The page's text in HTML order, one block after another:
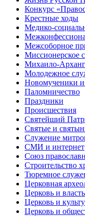
Конкурс
Крестные ходы
Медико-
Межсоборное
Миссионерское
Михаило-
Молодежное
Новомученики
Паломничество
Праздники
Происшествия
Святейший
Святые и
Служение
СМИ и интернет
Союз
Строительство
Тюремное
Церковная
Церковь и власть
Церковь и
Церковь и